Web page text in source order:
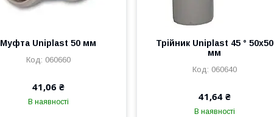
Муфта Uniplast 50 мм
060660
41,06 ₴
В наявності
Трійник Uniplast 45 ° 50х50
мм
060640
41,64 ₴
В наявності